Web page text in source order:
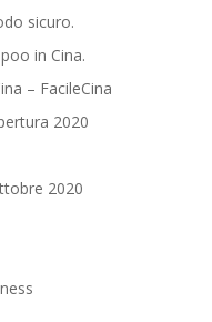
sicuro.
in Cina.
– FacileCina
2020
2020